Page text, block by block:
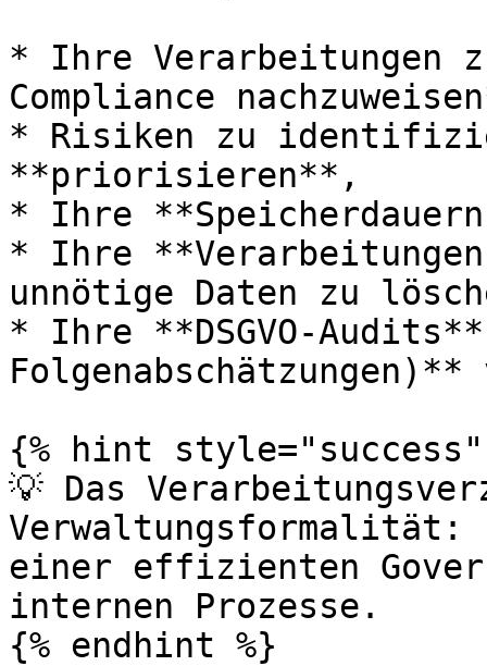
* Ihre Verarbeitungen
Compliance
* Risiken zu
**priorisieren**,
* Ihre
* Ihre
unnötige Daten zu
* Ihre **DSGVO-
{% hint style="success"
💡 Das
einer effizienten
internen Prozesse.
{% endhint %}